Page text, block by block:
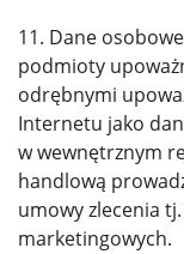
11. Dane
podmioty
odrębnymi
Internetu jako
w wewnętrznym
handlową
umowy zlecenia
marketingowych.